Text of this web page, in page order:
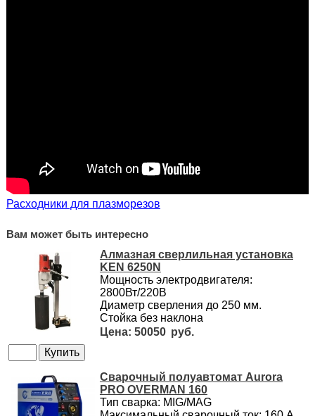
Расходники для плазморезов
Вам может быть интересно
Алмазная сверлильная установка
KEN 6250N
Мощность электродвигателя:
2800Вт/220В
Диаметр сверления до 250 мм.
Стойка без наклона
50050
Сварочный полуавтомат Aurora
PRO OVERMAN 160
Тип сварка: MIG/MAG